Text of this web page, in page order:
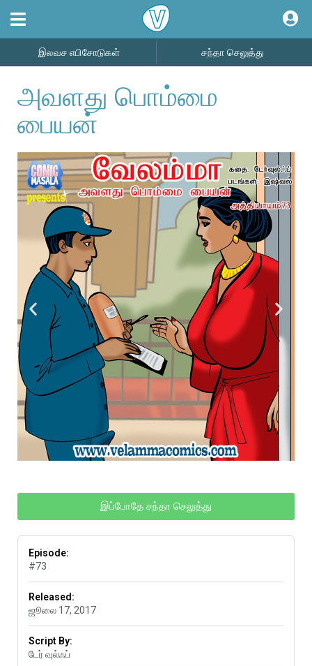
இலவச எபிசோடுகள் சந்தா செலுத்து
அவளது பொம்மை
பையன்
இப்போதே சந்தா செலுத்து
Episode:
#73
Released:
ஜூலை 17, 2017
Script By:
டேர் வுல்ஃப்